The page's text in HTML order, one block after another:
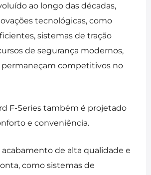
ao longo das décadas,
tecnológicas, como
sistemas de tração
de segurança modernos,
competitivos no
F-Series também é projetado
e conveniência.
de alta qualidade e
como sistemas de